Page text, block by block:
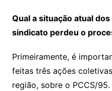
Qual a situação atual
sindicato perdeu o
Primeiramente, é
feitas três ações
região, sobre o PCCS/95.